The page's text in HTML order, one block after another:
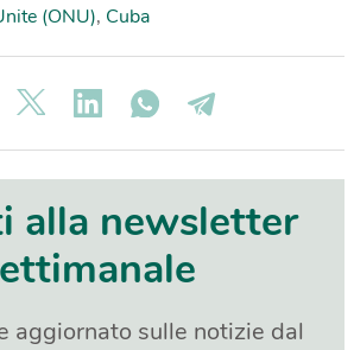
(ONU), Cuba
alla newsletter
aggiornato sulle notizie dal